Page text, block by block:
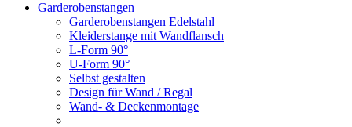
Garderobenstangen
Garderobenstangen Edelstahl
Kleiderstange mit Wandflansch
L-Form 90°
U-Form 90°
Selbst gestalten
Design für Wand / Regal
Wand- & Deckenmontage